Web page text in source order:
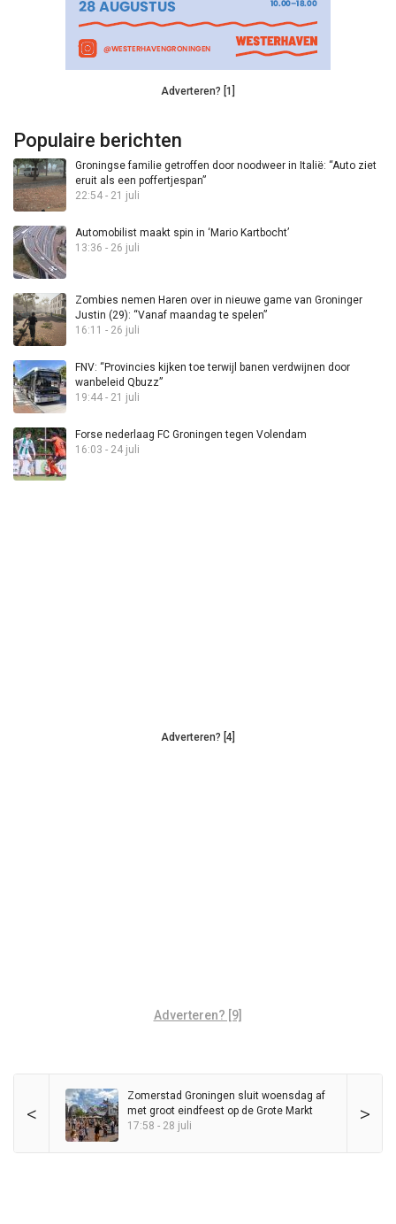
Adverteren? [1]
Populaire berichten
Groningse familie getroffen door noodweer in Italië: “Auto ziet
eruit als een poffertjespan”
22:54 - 21 juli
Automobilist maakt spin in ‘Mario Kartbocht’
13:36 - 26 juli
Zombies nemen Haren over in nieuwe game van Groninger
Justin (29): “Vanaf maandag te spelen”
16:11 - 26 juli
FNV: “Provincies kijken toe terwijl banen verdwijnen door
wanbeleid Qbuzz”
19:44 - 21 juli
Forse nederlaag FC Groningen tegen Volendam
16:03 - 24 juli
Adverteren? [4]
Adverteren? [9]
< >
Zomerstad Groningen sluit woensdag af
met groot eindfeest op de Grote Markt
17:58 - 28 juli